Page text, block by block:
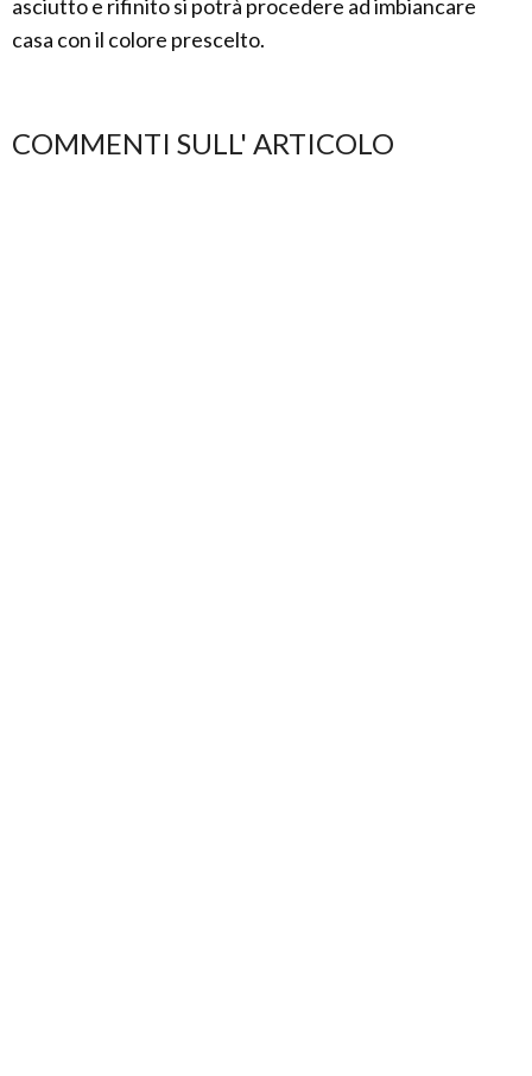
asciutto e rifinito si potrà procedere ad imbiancare
casa con il colore prescelto.
COMMENTI SULL' ARTICOLO